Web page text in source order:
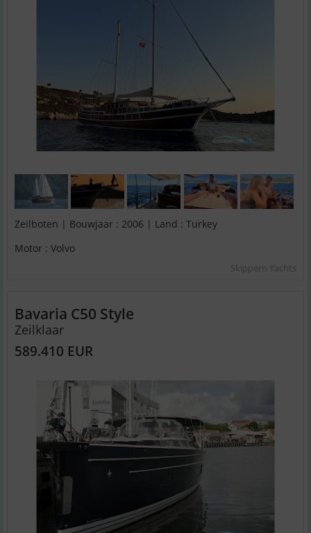
Zeilboten | Bouwjaar : 2006 | Land : Turkey
Motor : Volvo
Skippern Yachts
Bavaria C50 Style
Zeilklaar
589.410 EUR